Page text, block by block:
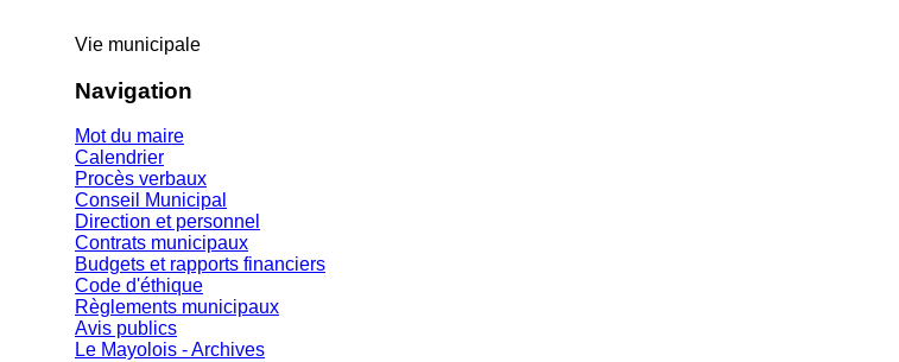
Vie municipale
Navigation
Mot du maire
Calendrier
Procès verbaux
Conseil Municipal
Direction et personnel
Contrats municipaux
Budgets et rapports financiers
Code d'éthique
Règlements municipaux
Avis publics
Le Mayolois - Archives